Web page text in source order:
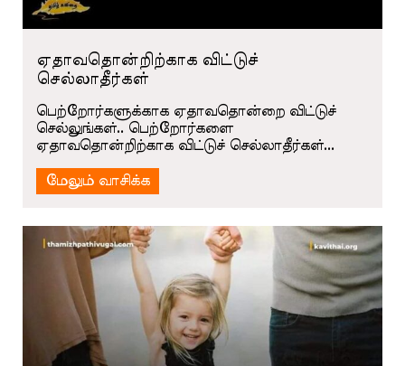
ஏதாவதொன்றிற்காக விட்டுச்
செல்லாதீர்கள்
பெற்றோர்களுக்காக ஏதாவதொன்றை விட்டுச்
செல்லுங்கள்.. பெற்றோர்களை
ஏதாவதொன்றிற்காக விட்டுச் செல்லாதீர்கள்...
மேலும் வாசிக்க